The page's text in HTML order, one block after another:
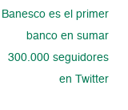
Banesco es el primer
banco en sumar
300.000 seguidores
en Twitter